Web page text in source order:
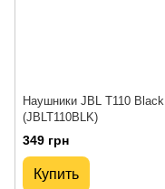
Наушники JBL T110 Black
(JBLT110BLK)
349 грн
Купить